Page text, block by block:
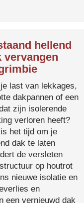
hellend
vervangen
last van lekkages,
dakpannen of een
zijn isolerende
verloren heeft?
het tijd om je
dak te laten
de versleten
op houtrot
nieuwe isolatie en
en
een vernieuwd dak